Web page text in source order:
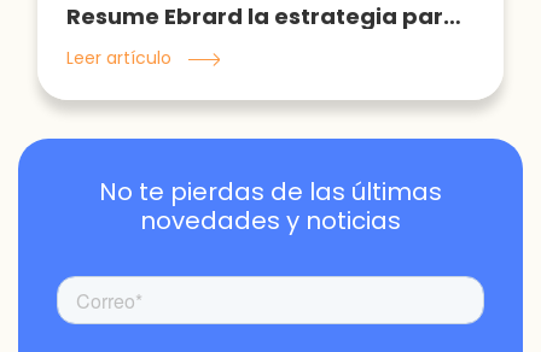
Resume Ebrard la estrategia para la gestión de vacunas en México
Leer artículo
No te pierdas de las últimas
novedades y noticias